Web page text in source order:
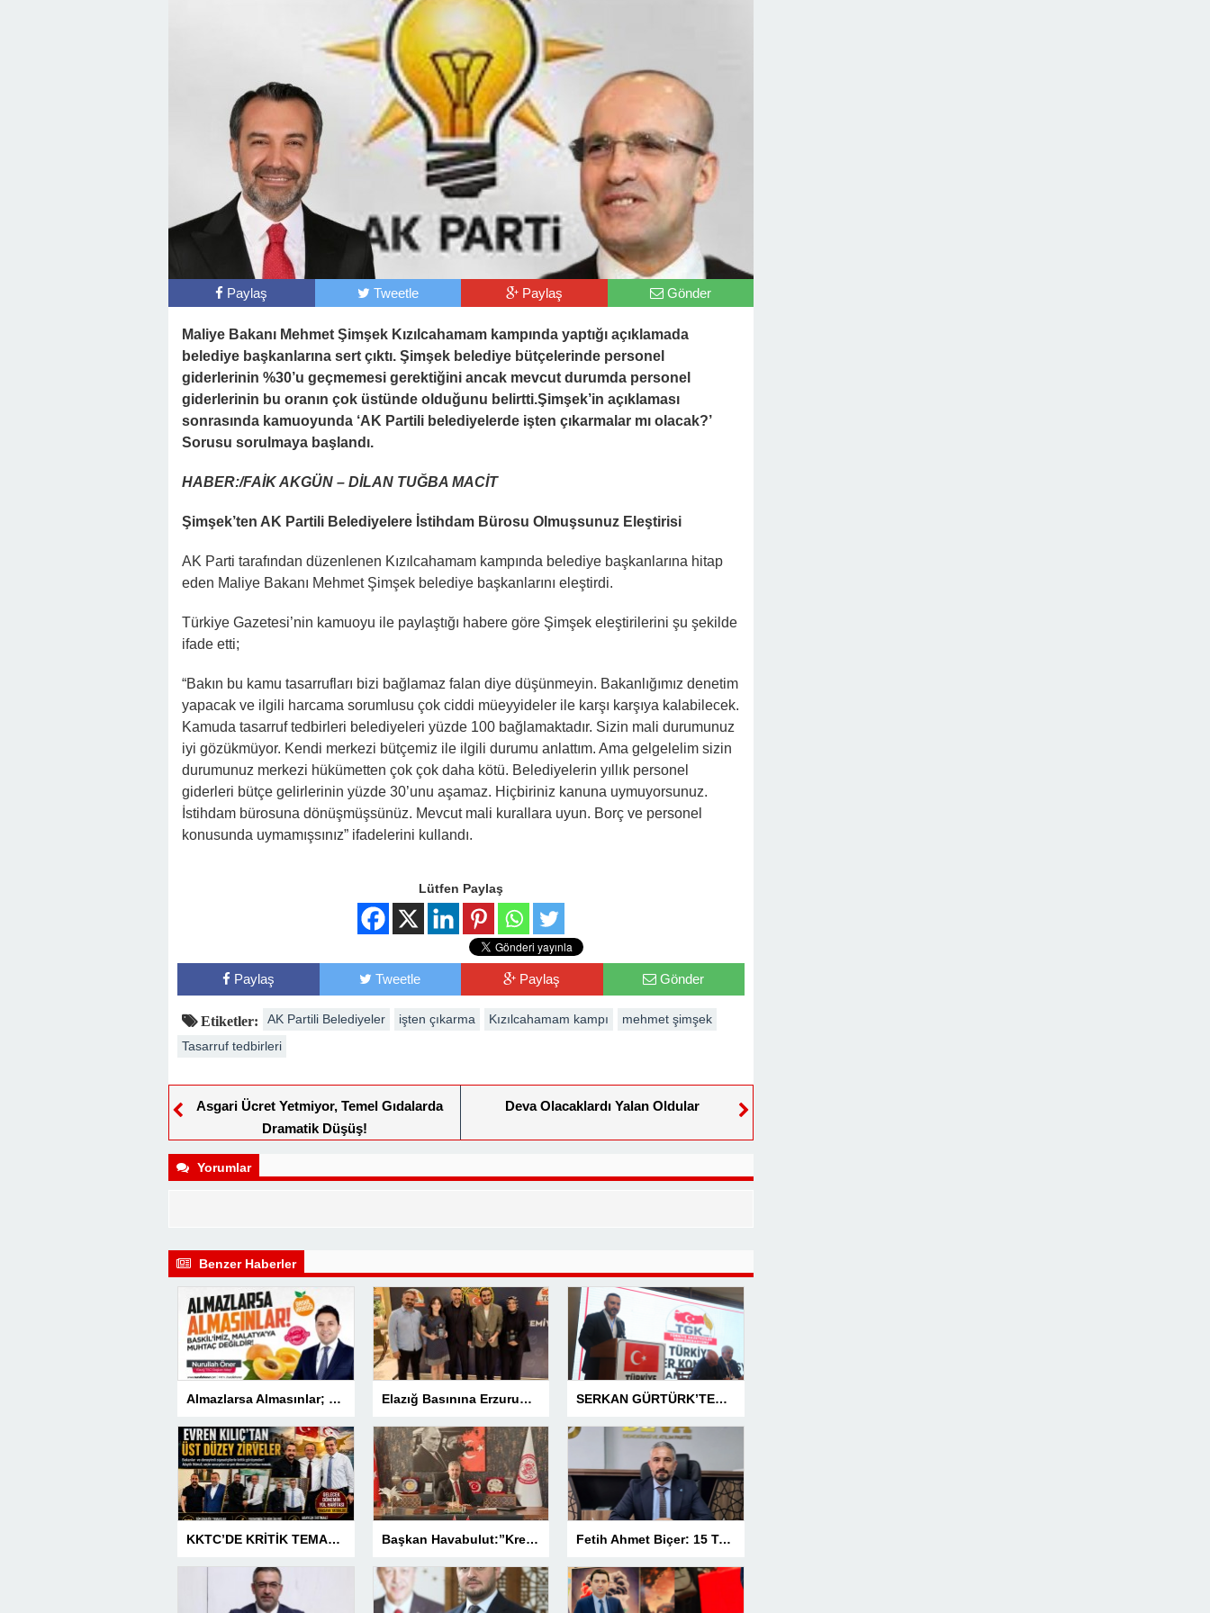
Paylaş Tweetle Paylaş Gönder
Maliye Bakanı Mehmet Şimşek Kızılcahamam kampında yaptığı açıklamada
belediye başkanlarına sert çıktı. Şimşek belediye bütçelerinde personel
giderlerinin %30’u geçmemesi gerektiğini ancak mevcut durumda personel
giderlerinin bu oranın çok üstünde olduğunu belirtti.Şimşek’in açıklaması
sonrasında kamuoyunda ‘AK Partili belediyelerde işten çıkarmalar mı olacak?’
Sorusu sorulmaya başlandı.
HABER:/FAİK AKGÜN – DİLAN TUĞBA MACİT
Şimşek’ten AK Partili Belediyelere İstihdam Bürosu Olmuşsunuz Eleştirisi
AK Parti tarafından düzenlenen Kızılcahamam kampında belediye başkanlarına hitap
eden Maliye Bakanı Mehmet Şimşek belediye başkanlarını eleştirdi.
Türkiye Gazetesi’nin kamuoyu ile paylaştığı habere göre Şimşek eleştirilerini şu şekilde
ifade etti;
“Bakın bu kamu tasarrufları bizi bağlamaz falan diye düşünmeyin. Bakanlığımız denetim
yapacak ve ilgili harcama sorumlusu çok ciddi müeyyideler ile karşı karşıya kalabilecek.
Kamuda tasarruf tedbirleri belediyeleri yüzde 100 bağlamaktadır. Sizin mali durumunuz
iyi gözükmüyor. Kendi merkezi bütçemiz ile ilgili durumu anlattım. Ama gelgelelim sizin
durumunuz merkezi hükümetten çok çok daha kötü. Belediyelerin yıllık personel
giderleri bütçe gelirlerinin yüzde 30’unu aşamaz. Hiçbiriniz kanuna uymuyorsunuz.
İstihdam bürosuna dönüşmüşsünüz. Mevcut mali kurallara uyun. Borç ve personel
konusunda uymamışsınız” ifadelerini kullandı.
Lütfen Paylaş
Paylaş Tweetle Paylaş Gönder
Etiketler: AK Partili Belediyeler işten çıkarma Kızılcahamam kampı
mehmet şimşek
Tasarruf tedbirleri
Asgari Ücret Yetmiyor, Temel Gıdalarda
Dramatik Düşüş!
Deva Olacaklardı Yalan Oldular
Yorumlar
Benzer Haberler
Almazlarsa Almasınlar; Baskilimiz Malatya’ya Muhtaç Değildir Elazığ Basınına Erzurum’da 3 Ödül SERKAN GÜRTÜRK’TEN BASIN MESLEK YASASI VURGUSU!
KKTC’DE KRİTİK TEMASLAR! EVREN KILIÇ’TAN ÜST DÜZEY ZİRVELER Başkan Havabulut:”Kredi Kartı Komisyonları Esnafın Kazancını Eritiyor” Fetih Ahmet Biçer: 15 Temmuz, Geleceğe Karşı Taşıdığımız Sorumluluğu Hatırlatan Bir Milattır